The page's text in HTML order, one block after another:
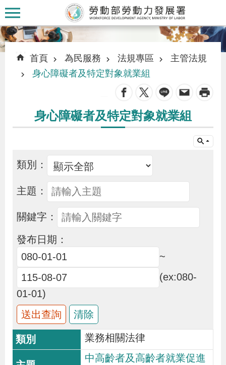
跳到主要內容區塊
訊
發
為
服
務
業
:::
::: 首頁 為民服務 法規專區
主管法規
身心障礙者及特定對象就業組
身心障礙者及特定對象就業組
類別：
主題：
關鍵字：
發布日期：
~
(ex:080-
01-01)
業務相關法律
中高齡者及高齡者就業促進